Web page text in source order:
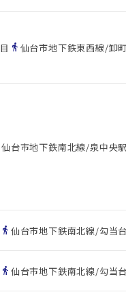
directions_walk 仙台市地下鉄東西線/卸
仙台市地下鉄南北線/泉中央
directions_walk 仙台市地下鉄南北線/勾当
directions_walk 仙台市地下鉄南北線/勾当